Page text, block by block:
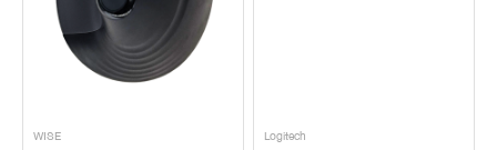
WISE Logitech